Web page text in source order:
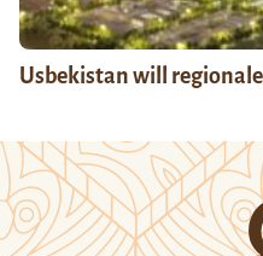
Usbekistan will